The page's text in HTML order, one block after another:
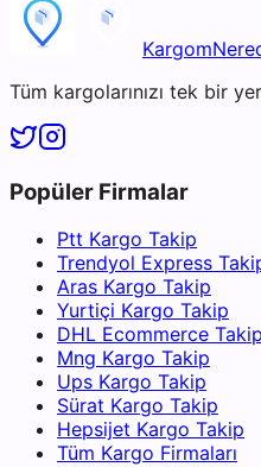
Tüm kargolarınızı tek bir
Popüler Firmalar
Ptt Kargo Takip
Trendyol Express
Aras Kargo Takip
Yurtiçi Kargo Takip
DHL Ecommerce Takip
Mng Kargo Takip
Ups Kargo Takip
Sürat Kargo Takip
Hepsijet Kargo Takip
Tüm Kargo Firmaları